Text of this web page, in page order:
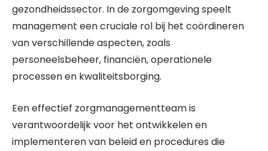
gezondheidssector. In de zorgomgeving speelt
management een cruciale rol bij het coördineren
van verschillende aspecten, zoals
personeelsbeheer, financiën, operationele
processen en kwaliteitsborging.
Een effectief zorgmanagementteam is
verantwoordelijk voor het ontwikkelen en
implementeren van beleid en procedures die